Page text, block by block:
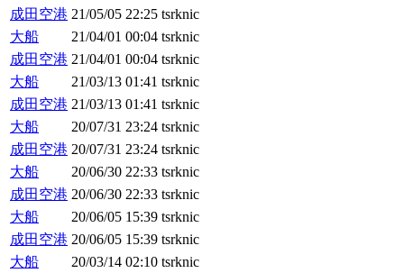
成田空港 21/05/05 22:25 tsrknic
大船
21/04/01 00:04 tsrknic
成田空港 21/04/01 00:04 tsrknic
大船
21/03/13 01:41 tsrknic
成田空港 21/03/13 01:41 tsrknic
大船
20/07/31 23:24 tsrknic
成田空港 20/07/31 23:24 tsrknic
大船
20/06/30 22:33 tsrknic
成田空港 20/06/30 22:33 tsrknic
大船
20/06/05 15:39 tsrknic
成田空港 20/06/05 15:39 tsrknic
大船
20/03/14 02:10 tsrknic